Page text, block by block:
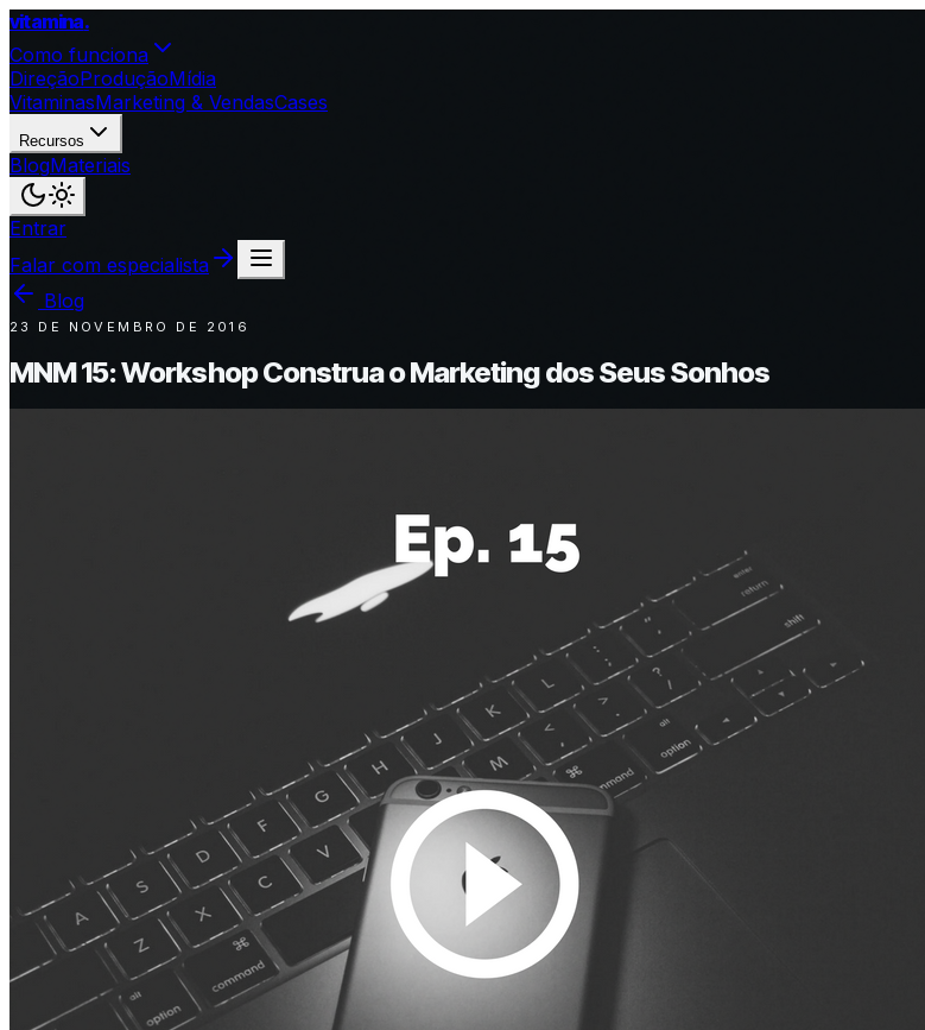
vitamina.
Como funciona
DireçãoProduçãoMídia
VitaminasMarketing & VendasCases
Recursos
BlogMateriais
Entrar
Falar com especialista
Blog
23 DE NOVEMBRO DE 2016
MNM 15: Workshop Construa o Marketing dos Seus Sonhos